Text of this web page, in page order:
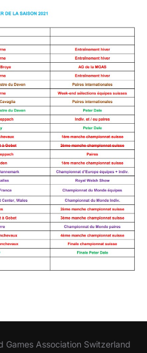
Association Switzerland